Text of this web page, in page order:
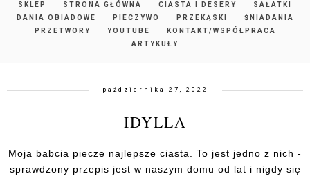
SKLEP STRONA GŁÓWNA CIASTA I DESERY
SAŁATKI
DANIA OBIADOWE
PIECZYWO PRZEKĄSKI
ŚNIADANIA
PRZETWORY
YOUTUBE
KONTAKT/WSPÓŁPRACA
ARTYKUŁY
października 27, 2022
IDYLLA
Moja babcia piecze najlepsze ciasta. To jest jedno z nich -
sprawdzony przepis jest w naszym domu od lat i nigdy się